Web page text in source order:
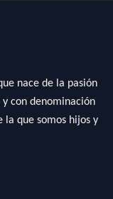
nace de la pasión
con denominación
la que somos hijos y